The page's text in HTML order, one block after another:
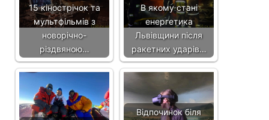
15 кінострічок та
мультфільмів з
новорічно-
різдвяною…
В якому стані
енергетика
Львівщини після
ракетних ударів…
Відпочинок біля